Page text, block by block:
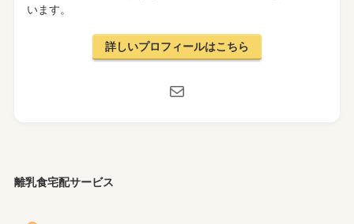
います。
詳しいプロフィールはこちら
離乳食宅配サービス